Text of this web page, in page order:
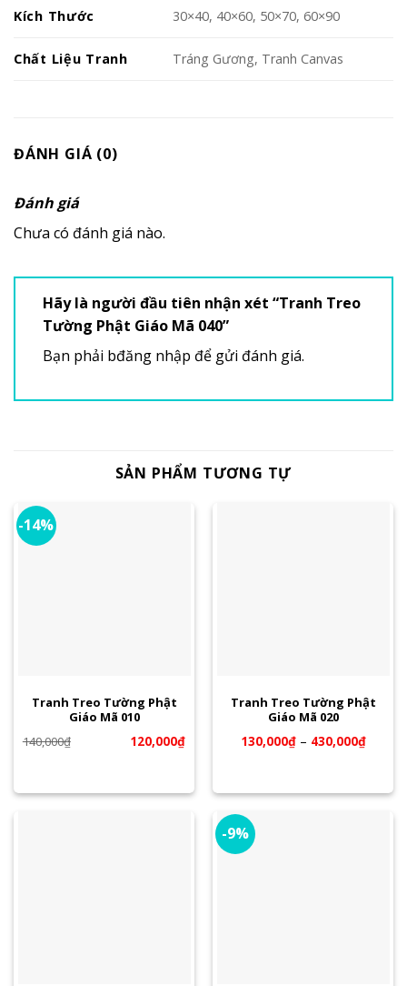
Kích Thước 30×40, 40×60, 50×70, 60×90
Chất Liệu Tranh Tráng Gương, Tranh Canvas
ĐÁNH GIÁ (0)
Đánh giá
Chưa có đánh giá nào.
Hãy là người đầu tiên nhận xét “Tranh Treo
Tường Phật Giáo Mã 040”
Bạn phải bđăng nhập để gửi đánh giá.
SẢN PHẨM TƯƠNG TỰ
-14%
Tranh Treo Tường Phật
Giáo Mã 010
140,000₫ 120,000₫
Tranh Treo Tường Phật
Giáo Mã 020
130,000₫– 430,000₫
-9%